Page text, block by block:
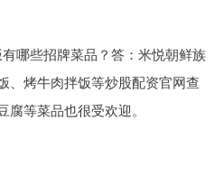
哪些招牌菜品？答：米悦朝鲜族
、烤牛肉拌饭等炒股配资官网查
等菜品也很受欢迎。